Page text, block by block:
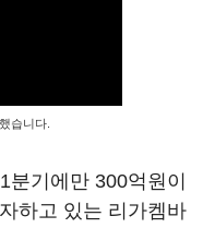
습니다.
기에만 300억원이
하고 있는 리가켐바